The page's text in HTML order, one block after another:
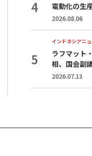
電動化の生
2026.08.06
インドネシアニ
ラフマット
相、国会副
2026.07.13